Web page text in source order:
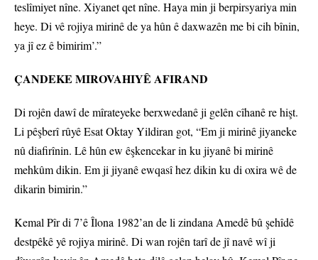
teslîmiyet nîne. Xiyanet qet nîne. Haya min ji berpirsyariya min
heye. Di vê rojiya mirinê de ya hûn ê daxwazên me bi cih bînin,
ya jî ez ê bimirim’.”
ÇANDEKE MIROVAHIYÊ AFIRAND
Di rojên dawî de mîrateyeke berxwedanê ji gelên cîhanê re hişt.
Li pêşberî rûyê Esat Oktay Yildiran got, “Em ji mirinê jiyaneke
nû diafirînin. Lê hûn ew êşkencekar in ku jiyanê bi mirinê
mehkûm dikin. Em ji jiyanê ewqasî hez dikin ku di oxira wê de
dikarin bimirin.”
Kemal Pîr di 7’ê Îlona 1982’an de li zindana Amedê bû şehîdê
destpêkê yê rojiya mirinê. Di wan rojên tarî de jî navê wî ji